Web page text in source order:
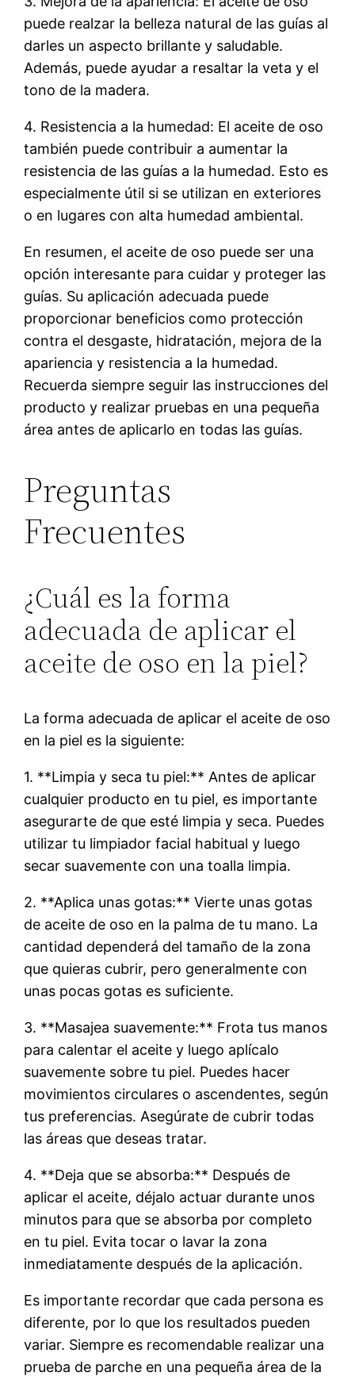
puede realzar la belleza natural de las guías al
darles un aspecto brillante y saludable.
Además, puede ayudar a resaltar la veta y el
tono de la madera.
4. Resistencia a la humedad: El aceite de oso
también puede contribuir a aumentar la
resistencia de las guías a la humedad. Esto es
especialmente útil si se utilizan en exteriores
o en lugares con alta humedad ambiental.
En resumen, el aceite de oso puede ser una
opción interesante para cuidar y proteger las
guías. Su aplicación adecuada puede
proporcionar beneficios como protección
contra el desgaste, hidratación, mejora de la
apariencia y resistencia a la humedad.
Recuerda siempre seguir las instrucciones del
producto y realizar pruebas en una pequeña
área antes de aplicarlo en todas las guías.
Preguntas
Frecuentes
¿Cuál es la forma
adecuada de aplicar el
aceite de oso en la piel?
La forma adecuada de aplicar el aceite de oso
en la piel es la siguiente:
1. **Limpia y seca tu piel:** Antes de aplicar
cualquier producto en tu piel, es importante
asegurarte de que esté limpia y seca. Puedes
utilizar tu limpiador facial habitual y luego
secar suavemente con una toalla limpia.
2. **Aplica unas gotas:** Vierte unas gotas
de aceite de oso en la palma de tu mano. La
cantidad dependerá del tamaño de la zona
que quieras cubrir, pero generalmente con
unas pocas gotas es suficiente.
3. **Masajea suavemente:** Frota tus manos
para calentar el aceite y luego aplícalo
suavemente sobre tu piel. Puedes hacer
movimientos circulares o ascendentes, según
tus preferencias. Asegúrate de cubrir todas
las áreas que deseas tratar.
4. **Deja que se absorba:** Después de
aplicar el aceite, déjalo actuar durante unos
minutos para que se absorba por completo
en tu piel. Evita tocar o lavar la zona
inmediatamente después de la aplicación.
Es importante recordar que cada persona es
diferente, por lo que los resultados pueden
variar. Siempre es recomendable realizar una
prueba de parche en una pequeña área de la